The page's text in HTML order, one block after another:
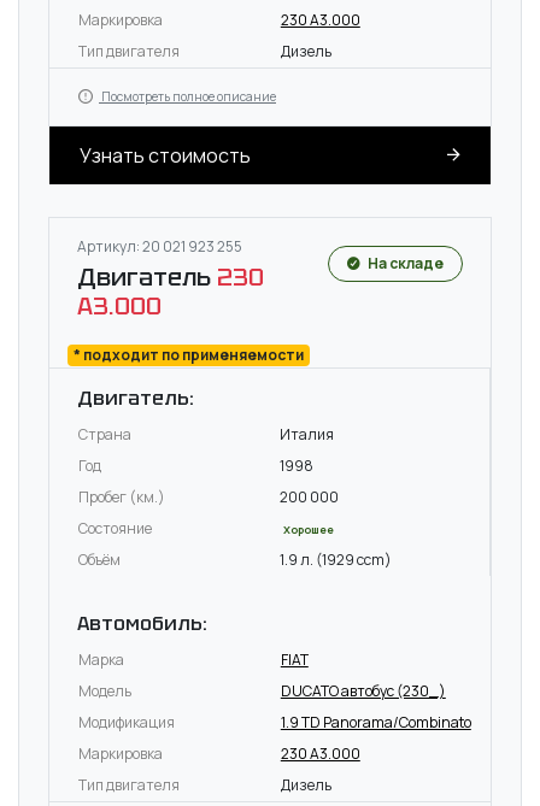
Маркировка
230 A3.000
Тип двигателя
Дизель
Посмотреть полное описание
Узнать стоимость
Артикул: 20 021 923 255
Двигатель 230
A3.000
* подходит по применяемости
На складе
Двигатель:
Страна
Италия
Год
1998
Пробег (км.)
200 000
Состояние
Хорошее
Объём 1.9 л. (1929 ccm)
Автомобиль:
Марка
FIAT
Модель
DUCATO автобус (230_)
Модификация
1.9 TD Panorama/Combinato
Маркировка
230 A3.000
Тип двигателя
Дизель